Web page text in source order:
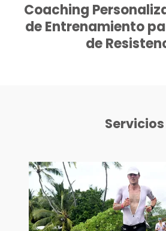
Coaching
de Entrenamiento
de
Servicios